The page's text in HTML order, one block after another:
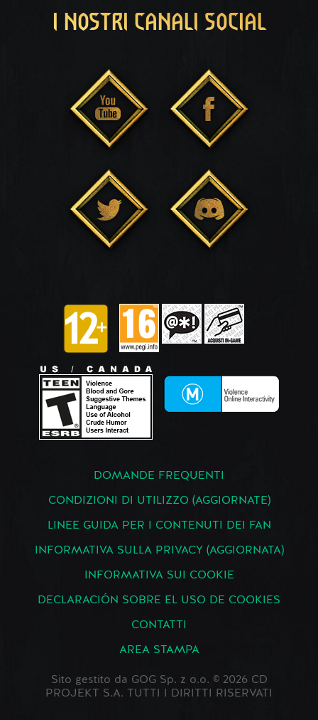
I NOSTRI CANALI SOCIAL
DOMANDE FREQUENTI
CONDIZIONI DI UTILIZZO (AGGIORNATE)
LINEE GUIDA PER I CONTENUTI DEI FAN
INFORMATIVA SULLA PRIVACY (AGGIORNATA)
INFORMATIVA SUI COOKIE
DECLARACIÓN SOBRE EL USO DE COOKIES
CONTATTI
AREA STAMPA
Sito gestito da GOG Sp. z o.o. © 2026 CD
PROJEKT S.A. TUTTI I DIRITTI RISERVATI